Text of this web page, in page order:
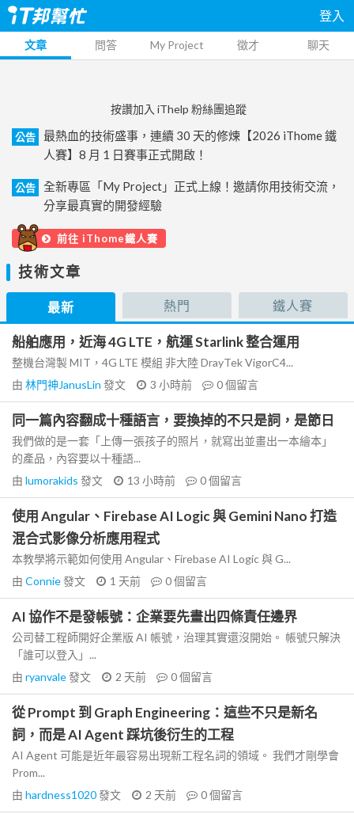
登入
文章 問答 My Project 徵才 聊天
按讚加入 iThelp 粉絲團追蹤
公告
最熱血的技術盛事，連續 30 天的修煉【2026 iThome 鐵
人賽】8 月 1 日賽事正式開啟！
公告
全新專區「My Project」正式上線！邀請你用技術交流，
分享最真實的開發經驗
前往 iThome鐵人賽
技術文章
最新 熱門 鐵人賽
船舶應用，近海 4G LTE，航運 Starlink 整合運用
整機台灣製 MIT，4G LTE 模組 非大陸 DrayTek VigorC4...
由 林門神JanusLin 發文 3 小時前 0個留言
同一篇內容翻成十種語言，要換掉的不只是詞，是節日
我們做的是一套「上傳一張孩子的照片，就寫出並畫出一本繪本」
的產品，內容要以十種語...
由 lumorakids 發文 13 小時前 0個留言
使用 Angular、Firebase AI Logic 與 Gemini Nano 打造
混合式影像分析應用程式
本教學將示範如何使用 Angular、Firebase AI Logic 與 G...
由 Connie發文 1 天前 0個留言
AI 協作不是發帳號：企業要先畫出四條責任邊界
公司替工程師開好企業版 AI 帳號，治理其實還沒開始。 帳號只解決
「誰可以登入」...
由 ryanvale發文 2 天前 0個留言
從 Prompt 到 Graph Engineering：這些不只是新名
詞，而是 AI Agent 踩坑後衍生的工程
AI Agent 可能是近年最容易出現新工程名詞的領域。 我們才剛學會
Prom...
由 hardness1020發文 2 天前 0個留言